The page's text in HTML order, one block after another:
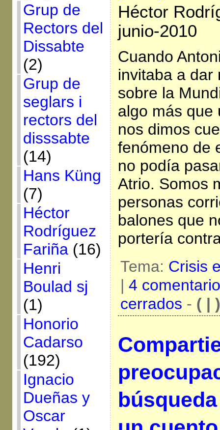
Grup de
Rectors del
Dissabte
(2)
Grup de
seglars i
rectors del
disssabte
(14)
Hans Küng
(7)
Héctor
Rodríguez
Fariña(16)
Henri
Boulad sj
(1)
Honorio
Cadarso
(192)
Ignacio
Dueñas y
Oscar
Héctor
junio-2010
Cuando
invitaba a dar
sobre la
algo más que
nos dimos
fenómeno de
no podía
Atrio. Somos
personas
balones que
portería
Tema: Crisis
| 4
cerrados - ( | )